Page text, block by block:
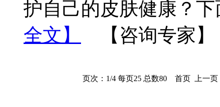
护自己的皮肤健康？
全文】
【咨询专家】
页次：1/4 每页25 总数80 首页 上一